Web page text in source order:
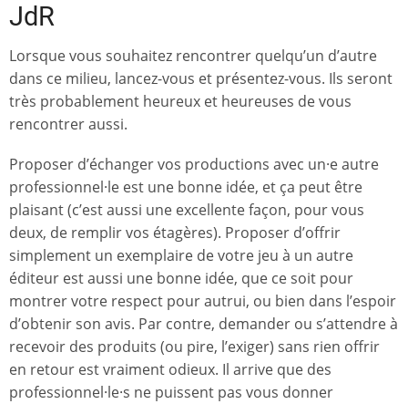
JdR
Lorsque vous souhaitez rencontrer quelqu’un d’autre
dans ce milieu, lancez-vous et présentez-vous. Ils seront
très probablement heureux et heureuses de vous
rencontrer aussi.
Proposer d’échanger vos productions avec un·e autre
professionnel·le est une bonne idée, et ça peut être
plaisant (c’est aussi une excellente façon, pour vous
deux, de remplir vos étagères). Proposer d’offrir
simplement un exemplaire de votre jeu à un autre
éditeur est aussi une bonne idée, que ce soit pour
montrer votre respect pour autrui, ou bien dans l’espoir
d’obtenir son avis. Par contre, demander ou s’attendre à
recevoir des produits (ou pire, l’exiger) sans rien offrir
en retour est vraiment odieux. Il arrive que des
professionnel·le·s ne puissent pas vous donner